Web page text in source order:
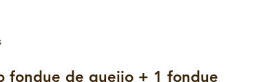
fondue de queijo + 1 fondue